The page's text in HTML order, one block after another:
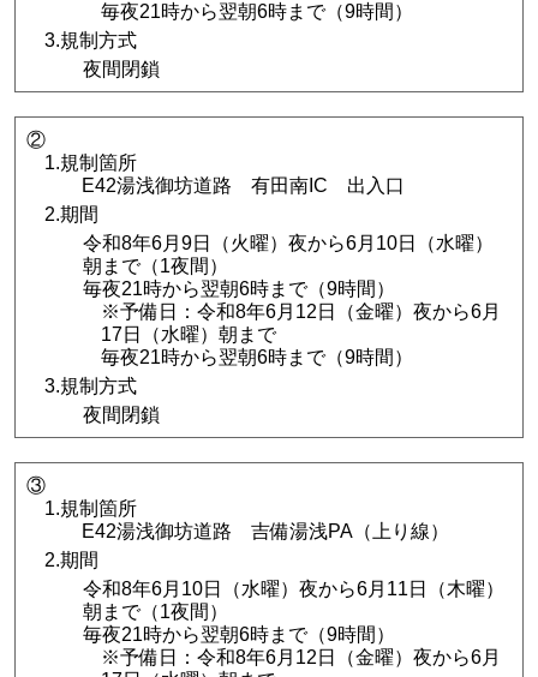
毎夜21時から翌朝6時まで（9時間）
3.規制方式
夜間閉鎖
②
1.規制箇所
E42湯浅御坊道路 有田南IC 出入口
2.期間
令和8年6月9日（火曜）夜から6月10日（水曜）
朝まで（1夜間）
毎夜21時から翌朝6時まで（9時間）
※予備日：令和8年6月12日（金曜）夜から6月
17日（水曜）朝まで
毎夜21時から翌朝6時まで（9時間）
3.規制方式
夜間閉鎖
③
1.規制箇所
E42湯浅御坊道路 吉備湯浅PA（上り線）
2.期間
令和8年6月10日（水曜）夜から6月11日（木曜）
朝まで（1夜間）
毎夜21時から翌朝6時まで（9時間）
※予備日：令和8年6月12日（金曜）夜から6月